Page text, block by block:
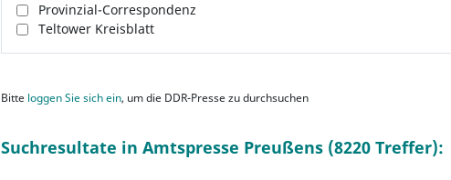
Provinzial-Correspondenz
Teltower Kreisblatt
Bitte loggen Sie sich ein, um die DDR-Presse zu durchsuchen
Suchresultate in Amtspresse Preußens (8220 Treffer):